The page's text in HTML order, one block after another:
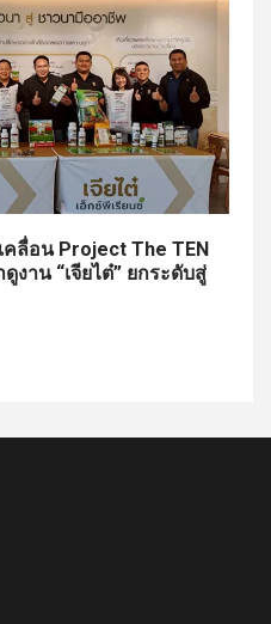
คลื่อน Project The TEN
าน “เจียไต๋” ยกระดับสู่